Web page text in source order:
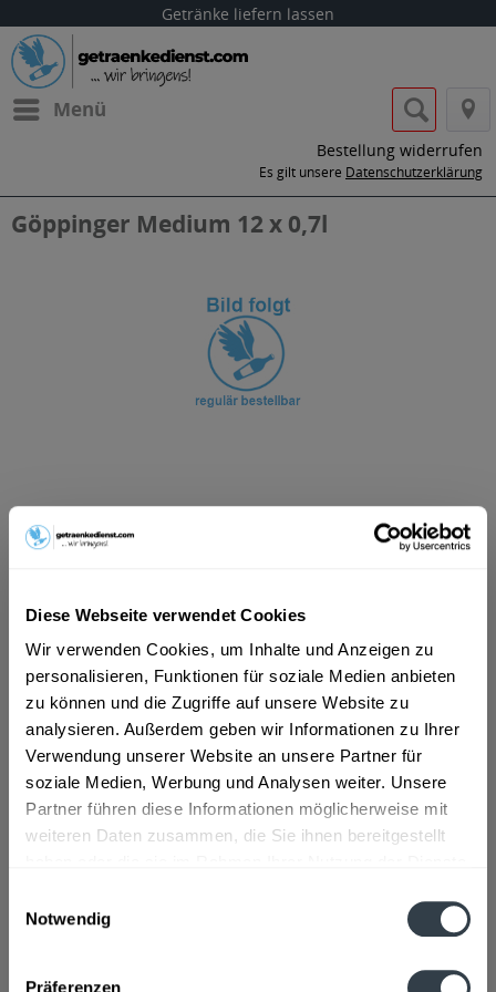
Diese Webseite verwendet Cookies
Wir verwenden Cookies, um Inhalte und Anzeigen zu
personalisieren, Funktionen für soziale Medien anbieten
zu können und die Zugriffe auf unsere Website zu
analysieren. Außerdem geben wir Informationen zu Ihrer
Verwendung unserer Website an unsere Partner für
soziale Medien, Werbung und Analysen weiter. Unsere
Partner führen diese Informationen möglicherweise mit
weiteren Daten zusammen, die Sie ihnen bereitgestellt
Notwendig
Präferenzen
Getränke liefern lassen
Menü
Bestellung widerrufen
Es gilt unsere Datenschutzerklärung
Göppinger Medium 12 x 0,7l
ab 7,39 € *
MEHRWEG
+3,30 € Pfand
In den Warenkorb
Artikel-Nr.:
26200
Verfügbar in: